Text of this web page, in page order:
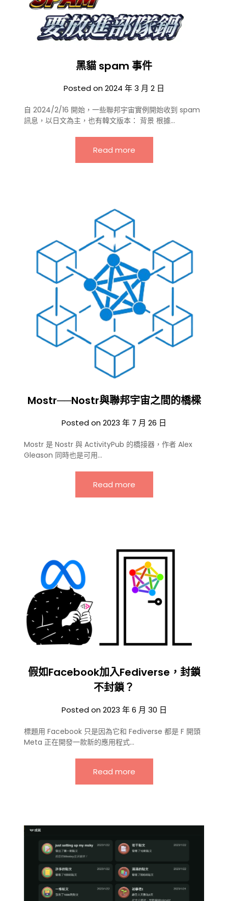
黑貓 spam 事件
Posted on2024 年 3 月 2 日
自 2024/2/16 開始，一些聯邦宇宙實例開始收到 spam
訊息，以日文為主，也有韓文版本： 背景 根據…
Read more
Mostr──Nostr與聯邦宇宙之間的橋樑
Posted on2023 年 7 月 26 日
Mostr 是 Nostr 與 ActivityPub 的橋接器，作者 Alex
Gleason 同時也是可用…
Read more
假如Facebook加入Fediverse，封鎖
不封鎖？
Posted on2023 年 6 月 30 日
標題用 Facebook 只是因為它和 Fediverse 都是 F 開頭
Meta 正在開發一款新的應用程式…
Read more